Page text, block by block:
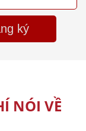
ký
NÓI VỀ